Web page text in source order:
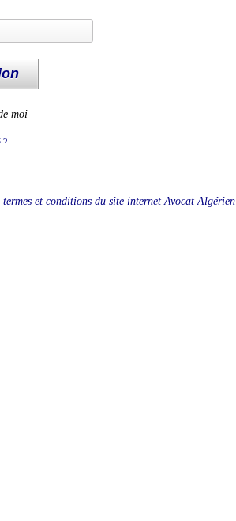
moi
?
termes et conditions du site internet Avocat Algérien